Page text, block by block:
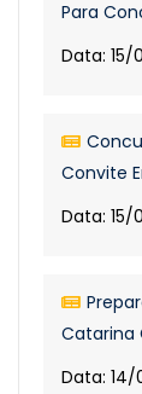
Para
Data: 15/
Convite
Data: 15/
Catarina
Data: